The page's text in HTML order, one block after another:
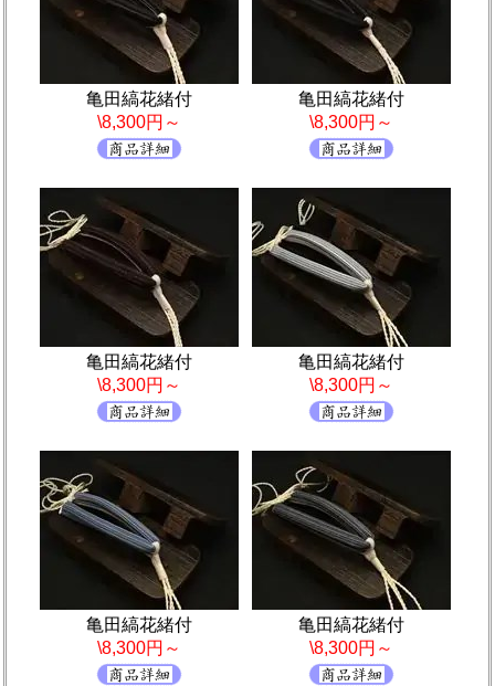
亀田縞花緒付
\8,300円～
亀田縞花緒付
\8,300円～
亀田縞花緒付
\8,300円～
亀田縞花緒付
\8,300円～
亀田縞花緒付
\8,300円～
亀田縞花緒付
\8,300円～